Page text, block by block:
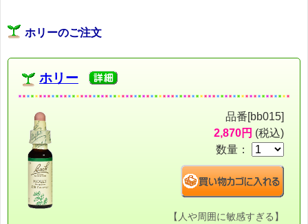
ホリーのご注文
ホリー
品番[bb015]
2,870円 (税込)
数量：
【人や周囲に敏感すぎる】